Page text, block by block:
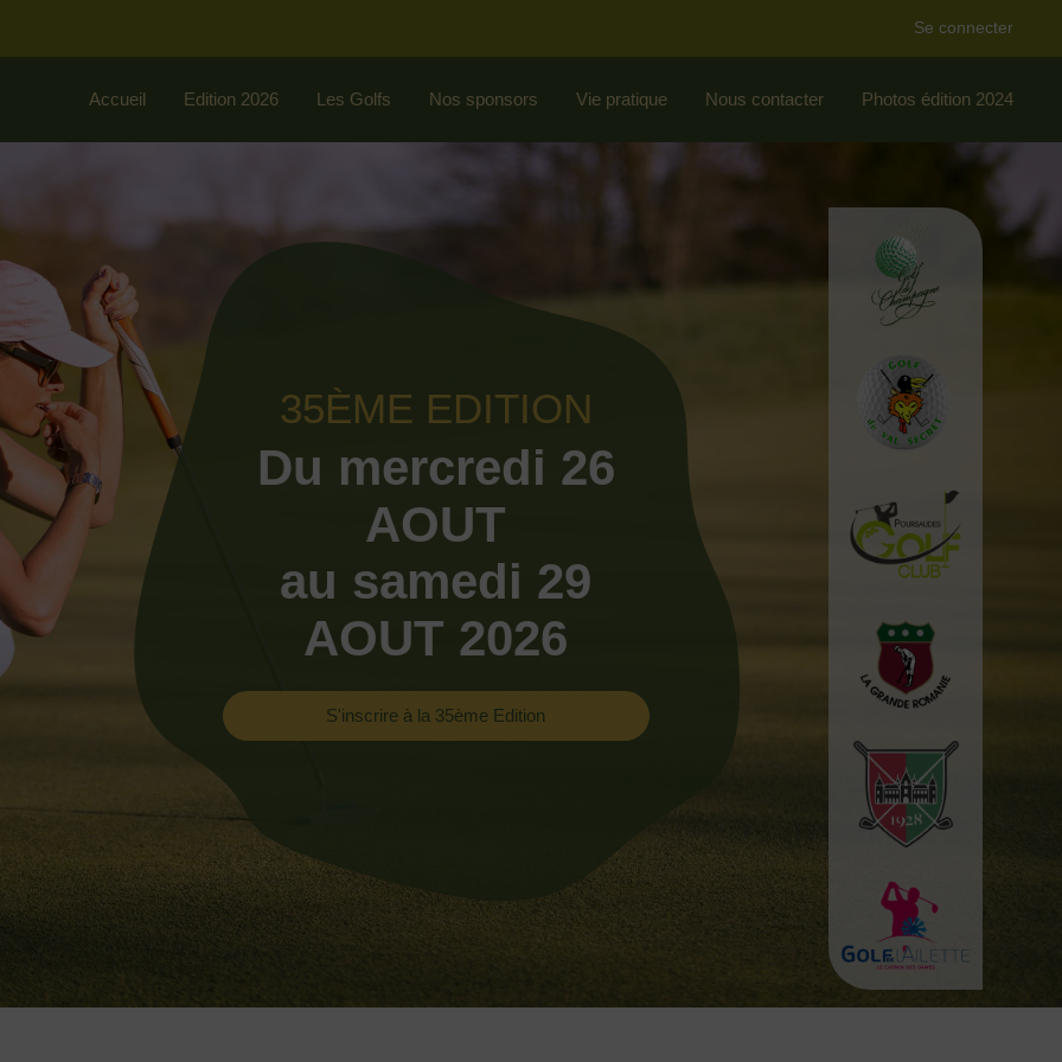
Se connecter
Accueil Edition 2026 Les Golfs Nos sponsors Vie pratique Nous contacter Photos édition 2024
35ÈME EDITION
Du mercredi 26
AOUT
au samedi 29
AOUT 2026
S'inscrire à la 35ème Edition